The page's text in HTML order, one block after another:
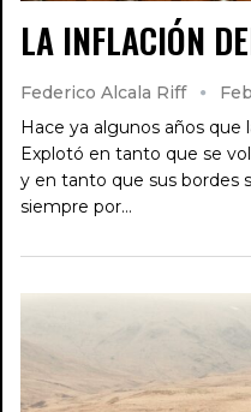
LA INFLACIÓN
Federico Alcala Riff
Hace ya algunos años que
Explotó en tanto que se
y en tanto que sus bordes
siempre por…